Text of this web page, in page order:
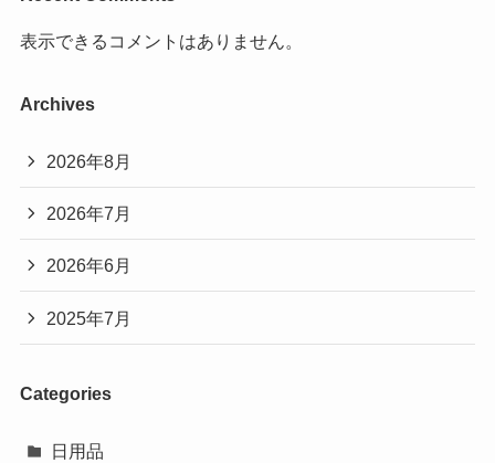
表示できるコメントはありません。
Archives
2026年8月
2026年7月
2026年6月
2025年7月
Categories
日用品